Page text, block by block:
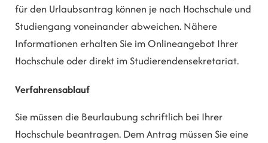
für den Urlaubsantrag können je nach Hochschule und
Studiengang voneinander abweichen. Nähere
Informationen erhalten Sie im Onlineangebot Ihrer
Hochschule oder direkt im Studierendensekretariat.
Verfahrensablauf
Sie müssen die Beurlaubung schriftlich bei Ihrer
Hochschule beantragen. Dem Antrag müssen Sie eine